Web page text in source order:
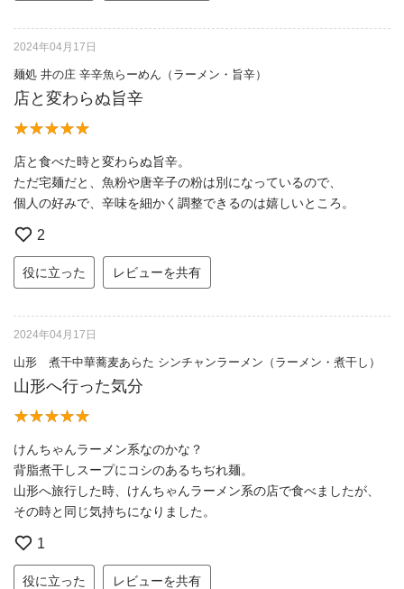
2024年04月17日
麺処 井の庄 辛辛魚らーめん（ラーメン・旨辛）
店と変わらぬ旨辛
店と食べた時と変わらぬ旨辛。
ただ宅麺だと、魚粉や唐辛子の粉は別になっているので、
個人の好みで、辛味を細かく調整できるのは嬉しいところ。
2
役に立った レビューを共有
2024年04月17日
山形 煮干中華蕎麦あらた シンチャンラーメン（ラーメン・煮干し）
山形へ行った気分
けんちゃんラーメン系なのかな？
背脂煮干しスープにコシのあるちぢれ麺。
山形へ旅行した時、けんちゃんラーメン系の店で食べましたが、
その時と同じ気持ちになりました。
1
役に立った レビューを共有